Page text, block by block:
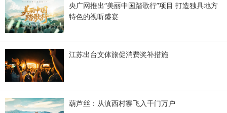
央广网推出“美丽中国踏歌行”项目 打造独具地方
特色的视听盛宴
江苏出台文体旅促消费奖补措施
葫芦丝：从滇西村寨飞入千门万户